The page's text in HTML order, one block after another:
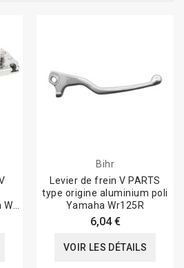
Bihr
Levier de frein V PARTS
type origine aluminium poli
Yamaha Wr125R
6,04 €
VOIR LES DÉTAILS